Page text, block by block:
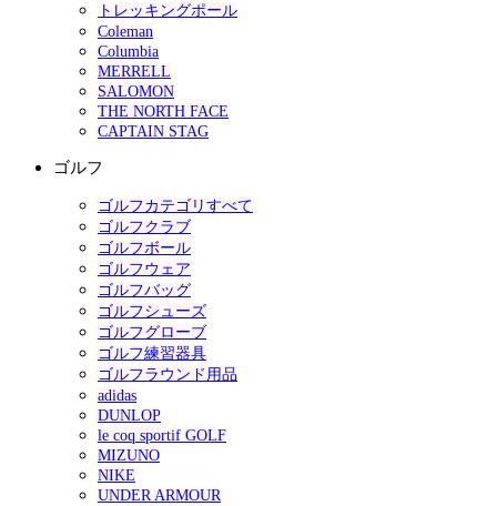
トレッキングポール
Coleman
Columbia
MERRELL
SALOMON
THE NORTH FACE
CAPTAIN STAG
ゴルフ
ゴルフカテゴリすべて
ゴルフクラブ
ゴルフボール
ゴルフウェア
ゴルフバッグ
ゴルフシューズ
ゴルフグローブ
ゴルフ練習器具
ゴルフラウンド用品
adidas
DUNLOP
le coq sportif GOLF
MIZUNO
NIKE
UNDER ARMOUR